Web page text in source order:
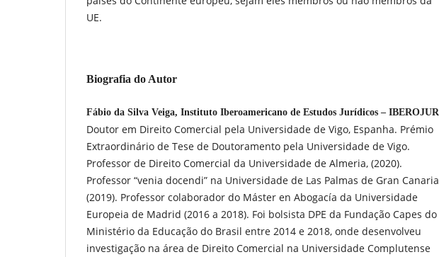
UE.
Biografia do Autor
Fábio da Silva Veiga, Instituto Iberoamericano de Estudos Jurídicos – IBEROJUR
Doutor em Direito Comercial pela Universidade de Vigo, Espanha. Prémio
Extraordinário de Tese de Doutoramento pela Universidade de Vigo.
Professor de Direito Comercial da Universidade de Almeria, (2020).
Professor “venia docendi” na Universidade de Las Palmas de Gran Canaria
(2019). Professor colaborador do Máster en Abogacía da Universidade
Europeia de Madrid (2016 a 2018). Foi bolsista DPE da Fundação Capes do
Ministério da Educação do Brasil entre 2014 e 2018, onde desenvolveu
investigação na área de Direito Comercial na Universidade Complutense